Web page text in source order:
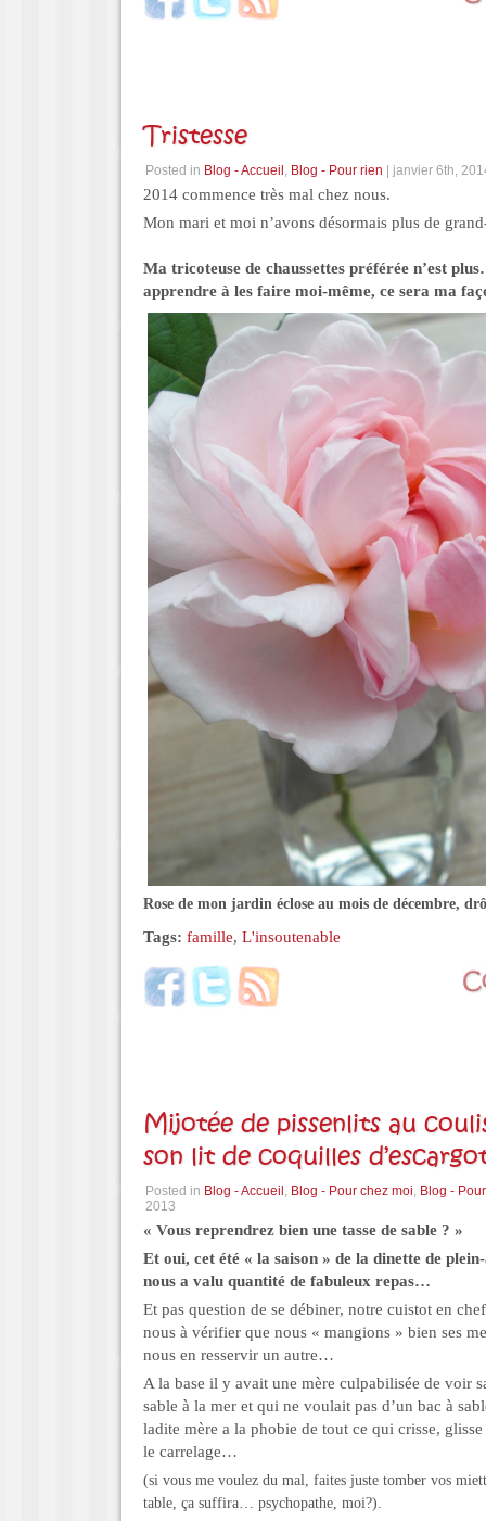
Tristesse
Posted in Blog - Accueil , Blog - Pour rien | janvier 6th,
2014 commence très mal chez nous.
Mon mari et moi n’avons désormais plus de
Ma tricoteuse de chaussettes préférée n’est
apprendre à les faire moi-même, ce sera ma
Rose de mon jardin éclose au mois de décembre,
Tags: famille, L'insoutenable
Mijotée de pissenlits au
son lit de coquilles
Posted in Blog - Accueil , Blog - Pour chez moi, Blog -
2013
« Vous reprendrez bien une tasse de sable ? »
Et oui, cet été « la saison » de la dinette de
nous a valu quantité de fabuleux repas…
Et pas question de se débiner, notre cuistot en
nous à vérifier que nous « mangions » bien ses
nous en resservir un autre…
A la base il y avait une mère culpabilisée de voir
sable à la mer et qui ne voulait pas d’un bac à
ladite mère a la phobie de tout ce qui crisse,
le carrelage…
(si vous me voulez du mal, faites juste tomber vos
table, ça suffira… psychopathe, moi?).